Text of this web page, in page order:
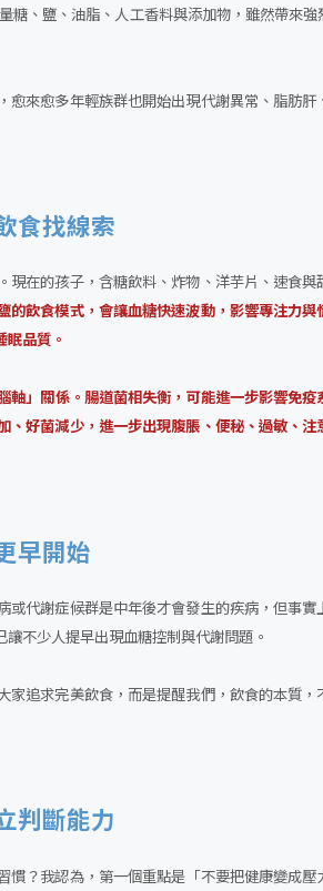
、鹽、油脂、人工香料與添加物，雖然帶來
來愈多年輕族群也開始出現代謝異常、脂肪
食找線索
在的孩子，含糖飲料、炸物、洋芋片、速食
的飲食模式，會讓血糖快速波動，影響專注力
品質。
軸」關係。腸道菌相失衡，可能進一步影響免
好菌減少，進一步出現腹脹、便秘、過敏、
早開始
代謝症候群是中年後才會發生的疾病，但事
不少人提早出現血糖控制與代謝問題。
追求完美飲食，而是提醒我們，飲食的本質
判斷能力
？我認為，第一個重點是「不要把健康變成